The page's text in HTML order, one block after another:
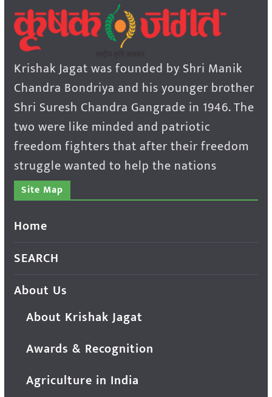
Krishak Jagat was founded by Shri Manik
Chandra Bondriya and his younger brother
Shri Suresh Chandra Gangrade in 1946. The
two were like minded and patriotic
freedom fighters that after their freedom
struggle wanted to help the nations
Site Map
Home
SEARCH
About Us
About Krishak Jagat
Awards & Recognition
Agriculture in India